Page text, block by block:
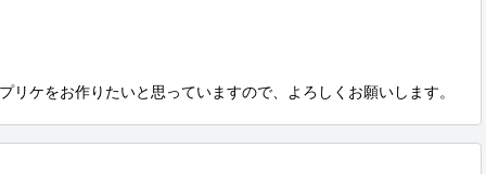
リケをお作りたいと思っていますので、よろしくお願いします。